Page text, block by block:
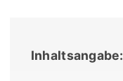
Inhaltsangabe: